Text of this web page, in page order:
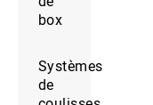
box
Systèmes
de